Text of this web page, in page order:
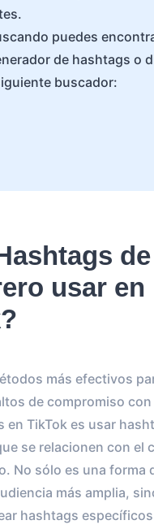
puedes
de hashtags o
buscador:
de
usar en
más efectivos
de compromiso
en TikTok es usar
se relacionen con el
No sólo es una forma
más amplia,
hashtags